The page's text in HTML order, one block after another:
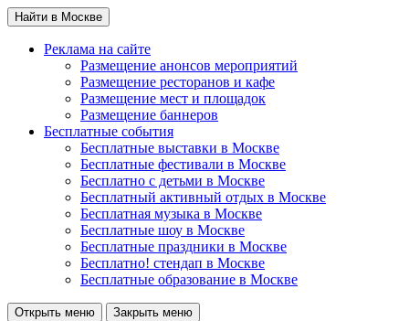
Найти в Москве
Реклама на сайте
Размещение анонсов мероприятий
Размещение ресторанов и кафе
Размещение мест и площадок
Размещение баннеров
Бесплатные события
Бесплатные выставки в Москве
Бесплатные фестивали в Москве
Бесплатно с детьми в Москве
Бесплатный активный отдых в Москве
Бесплатная музыка в Москве
Бесплатные шоу в Москве
Бесплатные праздники в Москве
Бесплатно! стендап в Москве
Бесплатные образование в Москве
Открыть меню Закрыть меню